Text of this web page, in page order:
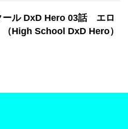
ール DxD Hero 03話 エロ
High School DxD Hero）